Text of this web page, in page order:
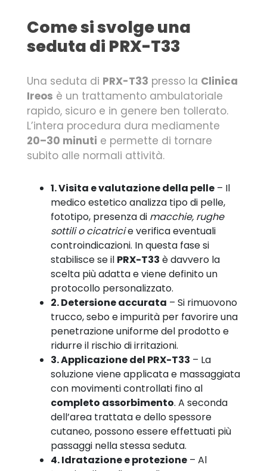
Come si svolge una
seduta di PRX-T33
Una seduta di PRX-T33 presso la Clinica
Ireos è un trattamento ambulatoriale
rapido, sicuro e in genere ben tollerato.
L’intera procedura dura mediamente
20–30 minuti e permette di tornare
subito alle normali attività.
1. Visita e valutazione della pelle – Il
medico estetico analizza tipo di pelle,
fototipo, presenza di macchie, rughe
sottili o cicatricie verifica eventuali
controindicazioni. In questa fase si
stabilisce se il PRX-T33 è davvero la
scelta più adatta e viene definito un
protocollo personalizzato.
2. Detersione accurata – Si rimuovono
trucco, sebo e impurità per favorire una
penetrazione uniforme del prodotto e
ridurre il rischio di irritazioni.
3. Applicazione del PRX-T33 – La
soluzione viene applicata e massaggiata
con movimenti controllati fino al
completo assorbimento. A seconda
dell’area trattata e dello spessore
cutaneo, possono essere effettuati più
passaggi nella stessa seduta.
4. Idratazione e protezione – Al